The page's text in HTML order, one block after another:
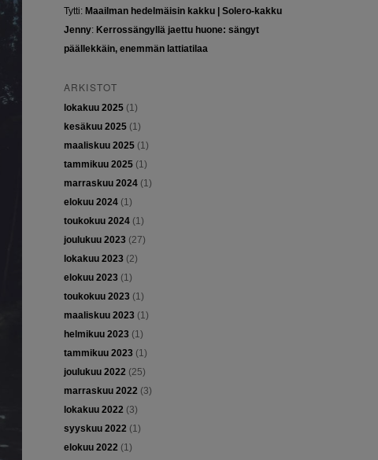
Tytti: Maailman hedelmäisin kakku | Solero-kakku
Jenny: Kerrossängyllä jaettu huone: sängyt
päällekkäin, enemmän lattiatilaa
ARKISTOT
lokakuu 2025(1)
kesäkuu 2025(1)
maaliskuu 2025(1)
tammikuu 2025(1)
marraskuu 2024(1)
elokuu 2024(1)
toukokuu 2024(1)
joulukuu 2023(27)
lokakuu 2023(2)
elokuu 2023(1)
toukokuu 2023(1)
maaliskuu 2023(1)
helmikuu 2023(1)
tammikuu 2023(1)
joulukuu 2022(25)
marraskuu 2022(3)
lokakuu 2022(3)
syyskuu 2022(1)
elokuu 2022(1)